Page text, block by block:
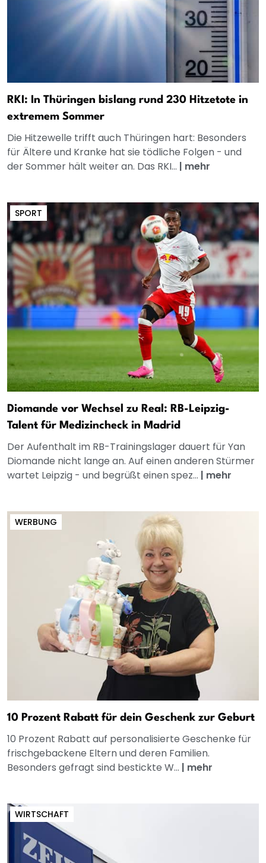
RKI: In Thüringen bislang rund 230 Hitzetote in
extremem Sommer
Die Hitzewelle trifft auch Thüringen hart: Besonders
für Ältere und Kranke hat sie tödliche Folgen - und
der Sommer hält weiter an. Das RKI... | mehr
SPORT
Diomande vor Wechsel zu Real: RB-Leipzig-
Talent für Medizincheck in Madrid
Der Aufenthalt im RB-Trainingslager dauert für Yan
Diomande nicht lange an. Auf einen anderen Stürmer
wartet Leipzig - und begrüßt einen spez... | mehr
WERBUNG
10 Prozent Rabatt für dein Geschenk zur Geburt
10 Prozent Rabatt auf personalisierte Geschenke für
frischgebackene Eltern und deren Familien.
Besonders gefragt sind bestickte W... | mehr
WIRTSCHAFT